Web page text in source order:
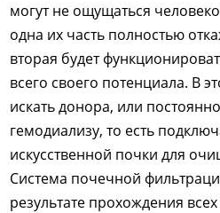
могут не ощущаться
одна их часть полностью
вторая будет
всего своего потенциала. В
искать донора, или
гемодиализу, то есть
искусственной почки для
Система почечной
результате прохождения